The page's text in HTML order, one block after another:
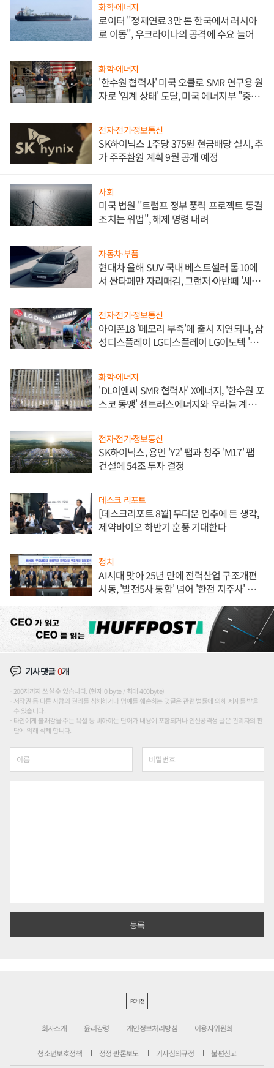
화학·에너지
로이터 "정제연료 3만 톤 한국에서 러시아
로 이동", 우크라이나의 공격에 수요 늘어
화학·에너지
'한수원 협력사' 미국 오클로 SMR 연구용 원
자로 '임계 상태' 도달, 미국 에너지부 "중요
전자·전기·정보통신
SK하이닉스 1주당 375원 현금배당 실시, 추
가 주주환원 계획 9월 공개 예정
사회
미국 법원 "트럼프 정부 풍력 프로젝트 동결
조치는 위법", 해제 명령 내려
자동차·부품
현대차 올해 SUV 국내 베스트셀러 톱10에
서 싼타페만 자리매김, 그랜저·아반떼 '세단
전자·전기·정보통신
아이폰18 '메모리 부족'에 출시 지연되나, 삼
성디스플레이 LG디스플레이 LG이노텍 '탈
화학·에너지
'DL이앤씨 SMR 협력사' X에너지, '한수원 포
스코 동맹' 센트러스에너지와 우라늄 계약
전자·전기·정보통신
SK하이닉스, 용인 'Y2' 팹과 청주 'M17' 팹
건설에 54조 투자 결정
데스크 리포트
[데스크리포트 8월] 무더운 입추에 든 생각,
제약바이오 하반기 훈풍 기대한다
정치
AI시대 맞아 25년 만에 전력산업 구조개편
시동, '발전5사 통합' 넘어 '한전 지주사' 재편
기사댓글0개
200자까지 쓰실 수 있습니다. (현재 0 byte / 최대 400byte)
저작권 등 다른 사람의 권리를 침해하거나 명예를 훼손하는 댓글은 관련 법률에 의해 제재를 받을
수 있습니다.
타인에게 불쾌감을 주는 욕설 등 비하하는 단어가 내용에 포함되거나 인신공격성 글은 관리자의 판
단에 의해 삭제 합니다.
PC버전
회사소개 윤리강령 개인정보처리방침 이용자위원회
청소년보호정책 정정·반론보도 기사심의규정 불편신고